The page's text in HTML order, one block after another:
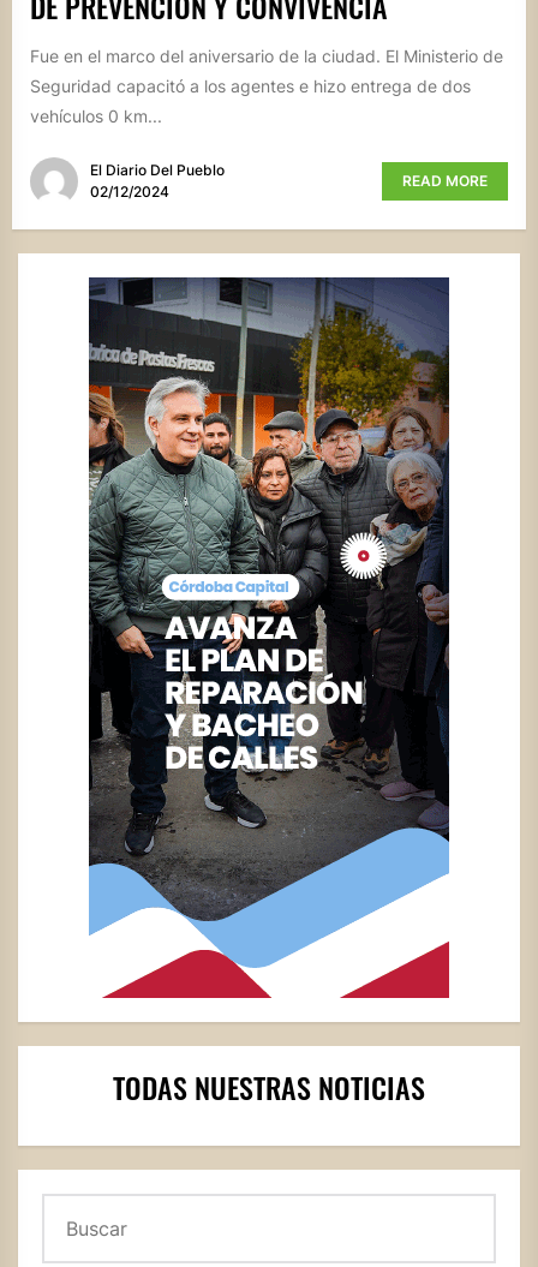
Fue en el marco del aniversario de la ciudad. El Ministerio de
Seguridad capacitó a los agentes e hizo entrega de dos
vehículos 0 km...
El Diario Del Pueblo
02/12/2024
READ MORE
TODAS NUESTRAS NOTICIAS